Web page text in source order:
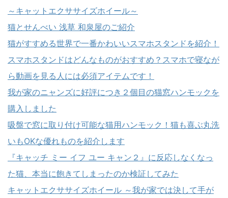
～キャットエクササイズホイール～
猫とせんべい 浅草 和泉屋のご紹介
猫がすすめる世界で一番かわいいスマホスタンドを紹介！
スマホスタンドはどんなものがおすすめ？スマホで寝なが
ら動画を見る人には必須アイテムです！
我が家のニャンズに好評につき２個目の猫窓ハンモックを
購入しました
吸盤で窓に取り付け可能な猫用ハンモック！猫も喜ぶ丸洗
いもOKな優れものを紹介します
『キャッチ ミー イフ ユー キャン２』に反応しなくなっ
た猫、本当に飽きてしまったのか検証してみた
キャットエクササイズホイール ～我が家では決して手が